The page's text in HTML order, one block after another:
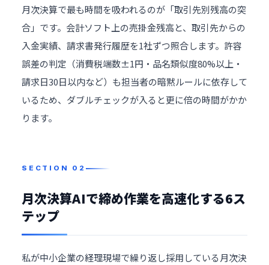
月次決算で最も時間を吸われるのが「取引先別残高の突
合」です。会計ソフト上の売掛金残高と、取引先からの
入金実績、請求書発行履歴を1社ずつ照合します。許容
誤差の判定（消費税端数±1円・品名類似度80%以上・
請求日30日以内など）も担当者の暗黙ルールに依存して
いるため、ダブルチェックが入ると更に倍の時間がかか
ります。
月次決算AIで締め作業を高速化する6ス
テップ
私が中小企業の経理現場で繰り返し採用している月次決